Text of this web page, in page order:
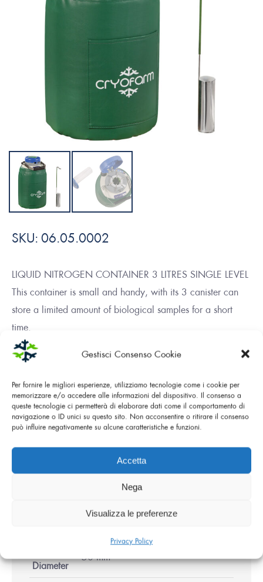
Gestisci Consenso Cookie
Per fornire le migliori esperienze, utilizziamo tecnologie come i cookie per
memorizzare e/o accedere alle informazioni del dispositivo. Il consenso a
queste tecnologie ci permetterà di elaborare dati come il comportamento di
navigazione o ID unici su questo sito. Non acconsentire o ritirare il consenso
può influire negativamente su alcune caratteristiche e funzioni.
Accetta
Nega
Visualizza le preferenze
Privacy Policy
SKU: 06.05.0002
LIQUID NITROGEN CONTAINER 3 LITRES SINGLE LEVEL
This container is small and handy, with its 3 canister can
store a limited amount of biological samples for a short
time.
3 Liters
Diameter
50 mm